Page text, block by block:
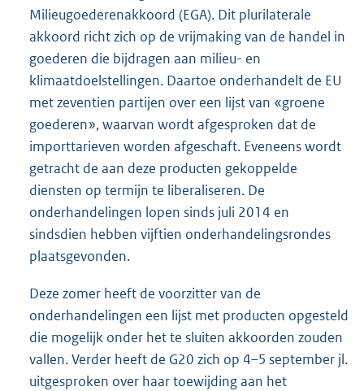
Milieugoederenakkoord (EGA). Dit plurilaterale
akkoord richt zich op de vrijmaking van de handel in
goederen die bijdragen aan milieu- en
klimaatdoelstellingen. Daartoe onderhandelt de EU
met zeventien partijen over een lijst van «groene
goederen», waarvan wordt afgesproken dat de
importtarieven worden afgeschaft. Eveneens wordt
getracht de aan deze producten gekoppelde
diensten op termijn te liberaliseren. De
onderhandelingen lopen sinds juli 2014 en
sindsdien hebben vijftien onderhandelingsrondes
plaatsgevonden.
Deze zomer heeft de voorzitter van de
onderhandelingen een lijst met producten opgesteld
die mogelijk onder het te sluiten akkoorden zouden
vallen. Verder heeft de G20 zich op 4–5 september jl.
uitgesproken over haar toewijding aan het